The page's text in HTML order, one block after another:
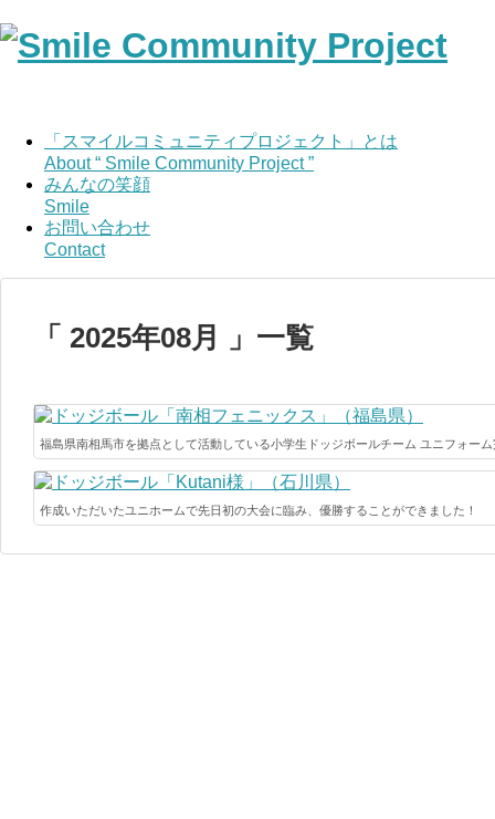
「スマイルコミュニティプロジェクト」とは
About “ Smile Community Project ”
みんなの笑顔
Smile
お問い合わせ
Contact
「 2025年08月 」一覧
福島県南相馬市を拠点として活動している小学生ドッジボールチーム ユニフォー
作成いただいたユニホームで先日初の大会に臨み、優勝することができました！